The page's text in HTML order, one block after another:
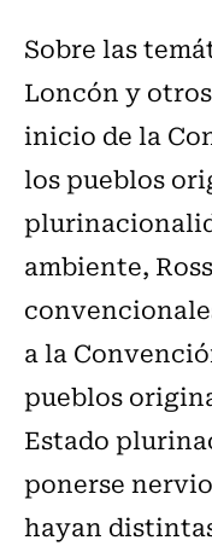
Sobre las
Loncón y
inicio de la
los pueblos
ambiente,
a la
pueblos
Estado
ponerse
hayan